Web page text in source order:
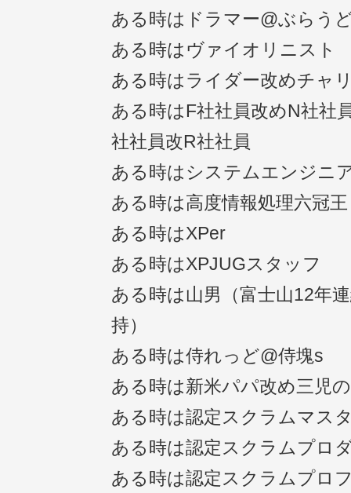
ある時はドラマー@ぶらう
ある時はヴァイオリニスト
ある時はライダー改めチャ
ある時はF社社員改めN社社
社社員改R社社員
ある時はシステムエンジニ
ある時は高度情報処理六冠王
ある時はXPer
ある時はXPJUGスタッフ
ある時は山男（富士山12年
持）
ある時は侍れっど@侍塊s
ある時は新米パパ改め三児
ある時は認定スクラムマス
ある時は認定スクラムプロ
ある時は認定スクラムプロ